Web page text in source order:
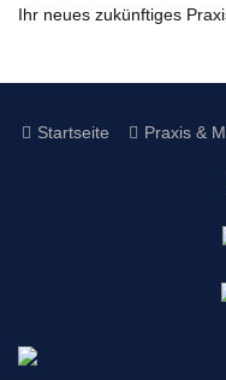
Ihr neues zukünftiges
Startseite Praxis &